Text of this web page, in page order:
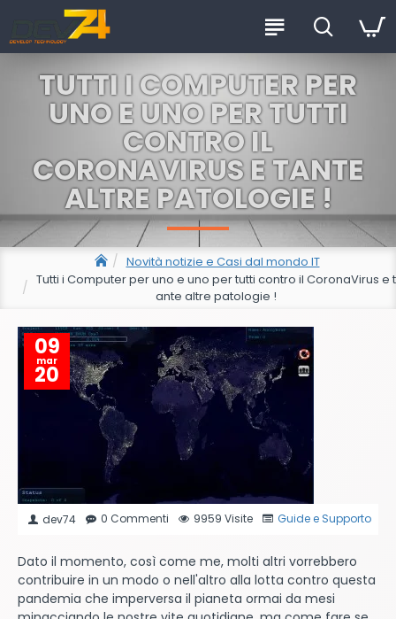
Novità notizie e Casi dal mondo IT
Tutti i Computer per uno e uno per tutti contro il CoronaVirus e t
ante altre patologie !
TUTTI I COMPUTER PER
UNO E UNO PER TUTTI
CONTRO IL
CORONAVIRUS E TANTE
ALTRE PATOLOGIE !
09
mar
20
dev74 0 Commenti 9959 Visite Guide e Supporto
Dato il momento, così come me, molti altri vorrebbero
contribuire in un modo o nell'altro alla lotta contro questa
pandemia che imperversa il pianeta ormai da mesi